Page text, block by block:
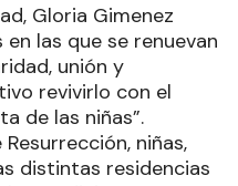
Gloria Gimenez
las que se renuevan
unión y
revivirlo con el
de las niñas”.
niñas,
distintas residencias